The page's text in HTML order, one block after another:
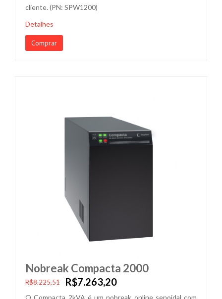
cliente. (PN: SPW1200)
Detalhes
Comprar
Nobreak Compacta 2000
R$8.225,51 R$7.263,20
O Compacta 2kVA é um nobreak online senoidal com